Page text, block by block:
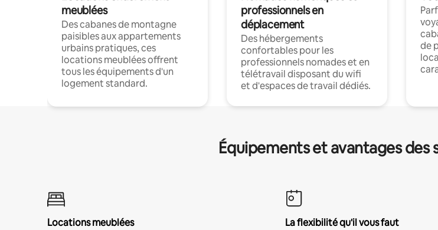
meublées
Des cabanes de montagne
paisibles aux appartements
urbains pratiques, ces
locations meublées offrent
tous les équipements d'un
logement standard.
professionnels en
déplacement
Des hébergements
confortables pour les
professionnels nomades et en
télétravail disposant du wifi
et d'espaces de travail dédiés.
de
Équipements et avantages des
Locations meublées
La flexibilité qu'il vous faut